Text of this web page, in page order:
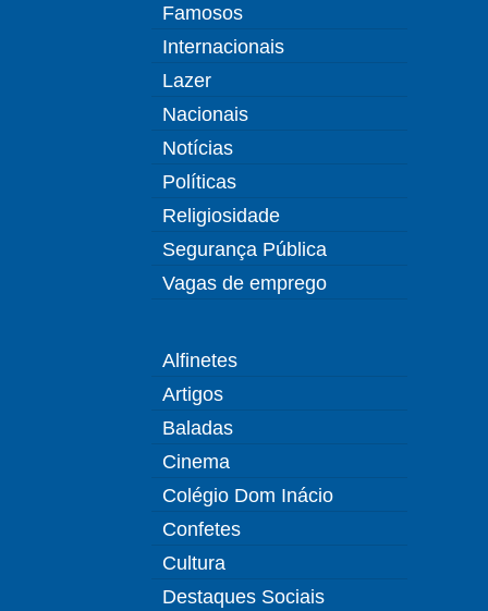
Famosos
Internacionais
Lazer
Nacionais
Notícias
Políticas
Religiosidade
Segurança Pública
Vagas de emprego
Alfinetes
Artigos
Baladas
Cinema
Colégio Dom Inácio
Confetes
Cultura
Destaques Sociais